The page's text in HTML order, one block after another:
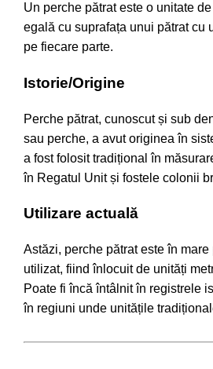
Un perche pătrat este o unitate
egală cu suprafața unui pătrat cu
pe fiecare parte.
Istorie/Origine
Perche pătrat, cunoscut și sub
sau perche, a avut originea în
a fost folosit tradițional în
în Regatul Unit și fostele colonii
Utilizare actuală
Astăzi, perche pătrat este în
utilizat, fiind înlocuit de unități
Poate fi încă întâlnit în registrele
în regiuni unde unitățile